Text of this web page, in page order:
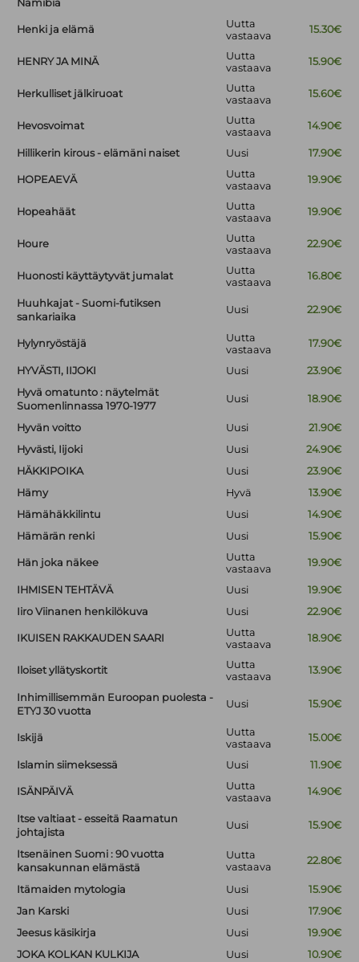
Namibia
Henki ja elämä
Uutta
vastaava
15.30€
HENRY JA MINÄ
Uutta
vastaava
15.90€
Herkulliset jälkiruoat
Uutta
vastaava
15.60€
Hevosvoimat
Uutta
vastaava
14.90€
Hillikerin kirous - elämäni naiset Uusi 17.90€
HOPEAEVÄ
Uutta
vastaava
19.90€
Hopeahäät
Uutta
vastaava
19.90€
Houre
Uutta
vastaava
22.90€
Huonosti käyttäytyvät jumalat
Uutta
vastaava
16.80€
Huuhkajat - Suomi-futiksen
sankariaika
Uusi 22.90€
Hylynryöstäjä
Uutta
vastaava
17.90€
HYVÄSTI, IIJOKI Uusi
23.90€
Hyvä omatunto : näytelmät
Suomenlinnassa 1970-1977
Uusi 18.90€
Hyvän voitto Uusi
21.90€
Hyvästi, Iijoki
Uusi
24.90€
HÄKKIPOIKA
Uusi
23.90€
Hämy
Hyvä
13.90€
Hämähäkkilintu
Uusi
14.90€
Hämärän renki
Uusi 15.90€
Hän joka näkee
Uutta
vastaava
19.90€
IHMISEN TEHTÄVÄ Uusi
19.90€
Iiro Viinanen henkilökuva
Uusi 22.90€
IKUISEN RAKKAUDEN SAARI
Uutta
vastaava
18.90€
Iloiset yllätyskortit
Uutta
vastaava
13.90€
Inhimillisemmän Euroopan puolesta -
ETYJ 30 vuotta
Uusi 15.90€
Iskijä
Uutta
vastaava
15.00€
Islamin siimeksessä Uusi 11.90€
ISÄNPÄIVÄ
Uutta
vastaava
14.90€
Itse valtiaat - esseitä Raamatun
johtajista
Uusi 15.90€
Itsenäinen Suomi : 90 vuotta
kansakunnan elämästä
Uutta
vastaava
22.80€
Itämaiden mytologia Uusi
15.90€
Jan Karski
Uusi
17.90€
Jeesus käsikirja
Uusi
19.90€
JOKA KOLKAN KULKIJA
Uusi
10.90€